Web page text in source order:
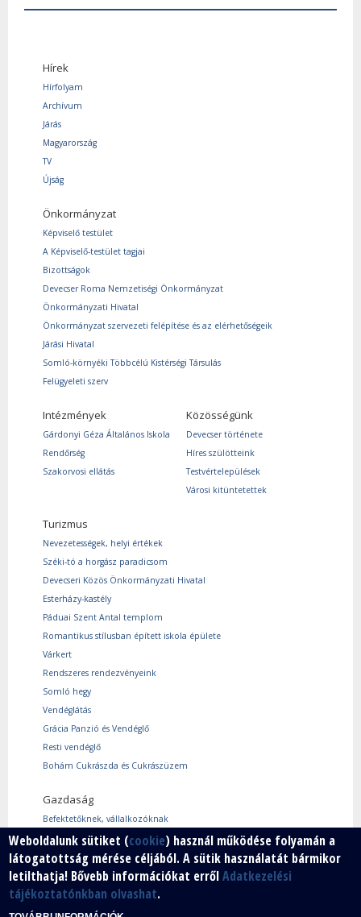
Hírek
Hírfolyam
Archívum
Járás
Magyarország
TV
Újság
Önkormányzat
Képviselő testület
A Képviselő-testület tagjai
Bizottságok
Devecser Roma Nemzetiségi Önkormányzat
Önkormányzati Hivatal
Önkormányzat szervezeti felépítése és az elérhetőségeik
Járási Hivatal
Somló-környéki Többcélú Kistérségi Társulás
Felügyeleti szerv
Intézmények
Gárdonyi Géza Általános Iskola
Rendőrség
Szakorvosi ellátás
Közösségünk
Devecser története
Híres szülötteink
Testvértelepülések
Városi kitüntetettek
Turizmus
Nevezetességek, helyi értékek
Széki-tó a horgász paradicsom
Devecseri Közös Önkormányzati Hivatal
Esterházy-kastély
Páduai Szent Antal templom
Romantikus stílusban épített iskola épülete
Várkert
Rendszeres rendezvényeink
Somló hegy
Vendéglátás
Grácia Panzió és Vendéglő
Resti vendéglő
Bohám Cukrászda és Cukrászüzem
Gazdaság
Befektetőknek, vállalkozóknak
Használtcikk piac
Márkáink
Szabad vállalkozói zóna
Vállalkozók
Weboldalunk sütiket (cookie) használ működése folyamán a
látogatottság mérése céljából. A sütik használatát bármikor
letilthatja! Bővebb információkat errőlAdatkezelési
tájékoztatónkban olvashat.